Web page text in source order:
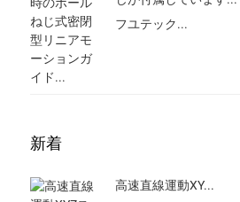
フユテック...
新着
高速直線運動XY...